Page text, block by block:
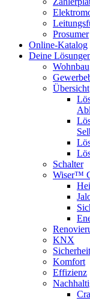
Prosumer
Online-Katalog
Deine
Wohnbau
Übersicht
Schalter
Wiser™
KNX
Sicherheit
Komfort
Effizienz